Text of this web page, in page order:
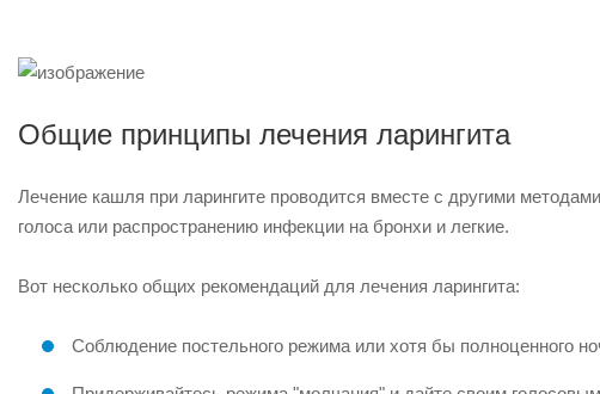
Общие принципы лечения ларингита
Лечение кашля при ларингите проводится вместе с другими
голоса или распространению инфекции на бронхи и легкие.
Вот несколько общих рекомендаций для лечения ларингита:
Соблюдение постельного режима или хотя бы полноценного